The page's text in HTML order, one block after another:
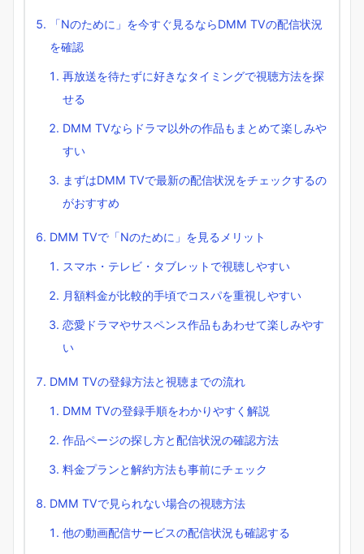
「Nのために」を今すぐ見るならDMM TVの配信状況
を確認
再放送を待たずに好きなタイミングで視聴方法を探
せる
DMM TVならドラマ以外の作品もまとめて楽しみや
すい
まずはDMM TVで最新の配信状況をチェックするの
がおすすめ
DMM TVで「Nのために」を見るメリット
スマホ・テレビ・タブレットで視聴しやすい
月額料金が比較的手頃でコスパを重視しやすい
恋愛ドラマやサスペンス作品もあわせて楽しみやす
い
DMM TVの登録方法と視聴までの流れ
DMM TVの登録手順をわかりやすく解説
作品ページの探し方と配信状況の確認方法
料金プランと解約方法も事前にチェック
DMM TVで見られない場合の視聴方法
他の動画配信サービスの配信状況も確認する